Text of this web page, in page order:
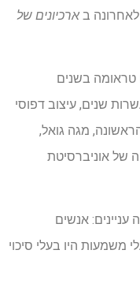
ב ארכיונים של
טראומה בשנים
שנים, עיצוב דפוסי
מגה גואל,
של אוניברסיטת
אנשים
משמעות היו בעלי סיכוי